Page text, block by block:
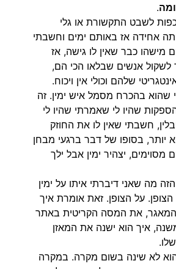
.
לשבט התקשורת או גלי
אחידה אז באותם ימים וחשבתי
מישהו כבר שאין לו גישה, אז
לשקול אנשים שבלאו הכי הם,
שלהם וכולי אין ויכוח.
שהוא בהכרח מסמל איש ימין. זה
שהיו לי שאמרתי שהיו לי
חשבתי שאין לו את החוזק
יותר, בסופו של דבר ברגעי מבחן
מסוימים, יצהיר ימין אבל ילך
מה שאני דיברתי איתו על ימין
על הצופן. זאת אומרת איך
את המסה הקריטית באתר
איך הוא ישנה את המאזן
לא שינה בשום מקרה. במקרה